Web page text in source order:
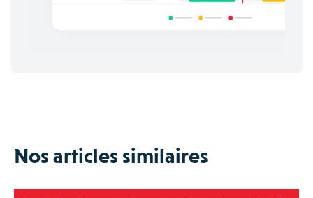
Nos articles similaires